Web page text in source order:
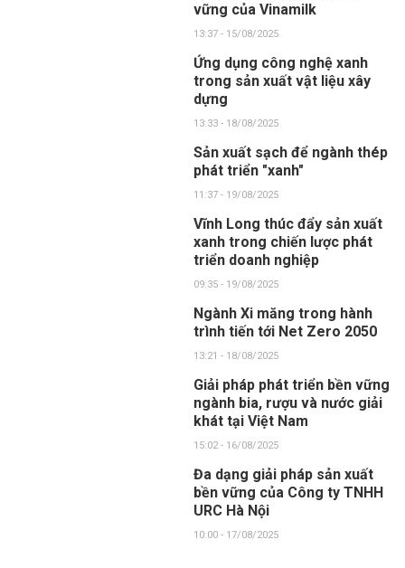
vững của Vinamilk
13:37 - 15/08/2025
Ứng dụng công nghệ xanh
trong sản xuất vật liệu xây
dựng
13:33 - 18/08/2025
Sản xuất sạch để ngành thép
phát triển "xanh"
11:37 - 19/08/2025
Vĩnh Long thúc đẩy sản xuất
xanh trong chiến lược phát
triển doanh nghiệp
09:35 - 19/08/2025
Ngành Xi măng trong hành
trình tiến tới Net Zero 2050
13:21 - 18/08/2025
Giải pháp phát triển bền vững
ngành bia, rượu và nước giải
khát tại Việt Nam
15:02 - 16/08/2025
Đa dạng giải pháp sản xuất
bền vững của Công ty TNHH
URC Hà Nội
10:00 - 17/08/2025